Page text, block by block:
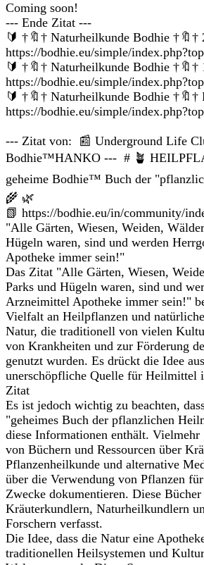
Coming soon!
--- Ende Zitat ---
🔰 †🔖† Naturheilkunde Bodhie
https://bodhie.eu/simple/
🔰 †🔖† Naturheilkunde Bodhie
https://bodhie.eu/simple/
🔰 †🔖† Naturheilkunde Bodhie †🔖†
https://bodhie.eu/simple/
--- Zitat von: 📰 Underground Life
Bodhie™HANKO --- # 🪴
geheime Bodhie™ Buch der
🌾 🌿
📗 https://bodhie.eu/in/community/
"Alle Gärten, Wiesen, Weiden,
Hügeln waren, sind und werden
Apotheke immer sein!"
Das Zitat "Alle Gärten, Wiesen,
Parks und Hügeln waren, sind und
Arzneimittel Apotheke immer sein!"
Vielfalt an Heilpflanzen und
Natur, die traditionell von vielen
von Krankheiten und zur Förderung
genutzt wurden. Es drückt die Idee
unerschöpfliche Quelle für Heilmittel
Zitat
Es ist jedoch wichtig zu beachten,
"geheimes Buch der pflanzlichen
diese Informationen enthält. Vielmehr
von Büchern und Ressourcen über
Pflanzenheilkunde und alternative
über die Verwendung von Pflanzen
Zwecke dokumentieren. Diese
Kräuterkundlern, Naturheilkundlern
Forschern verfasst.
Die Idee, dass die Natur eine
traditionellen Heilsystemen und